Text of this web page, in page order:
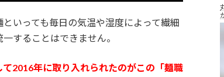
いっても毎日の気温や湿度によって繊細
することはできません。
2016年に取り入れられたのがこの「麺職